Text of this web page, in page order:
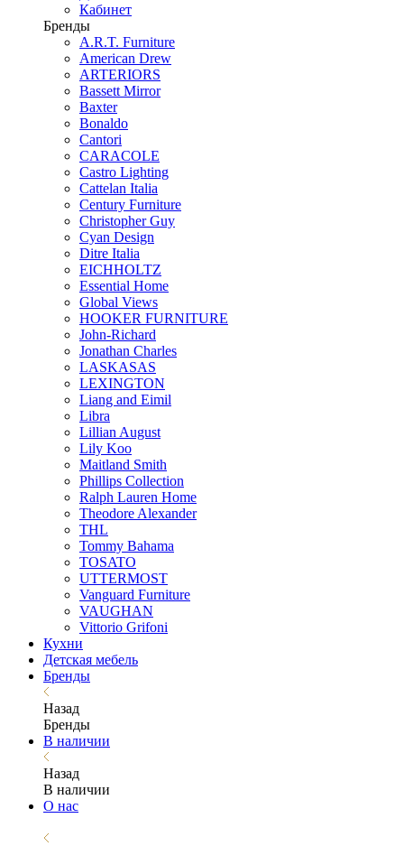
Кабинет
Бренды
A.R.T. Furniture
American Drew
ARTERIORS
Bassett Mirror
Baxter
Bonaldo
Cantori
CARACOLE
Castro Lighting
Cattelan Italia
Century Furniture
Christopher Guy
Cyan Design
Ditre Italia
EICHHOLTZ
Essential Home
Global Views
HOOKER FURNITURE
John-Richard
Jonathan Charles
LASKASAS
LEXINGTON
Liang and Eimil
Libra
Lillian August
Lily Koo
Maitland Smith
Phillips Collection
Ralph Lauren Home
Theodore Alexander
THL
Tommy Bahama
TOSATO
UTTERMOST
Vanguard Furniture
VAUGHAN
Vittorio Grifoni
Кухни
Детская мебель
Бренды
Назад
Бренды
В наличии
Назад
В наличии
О нас